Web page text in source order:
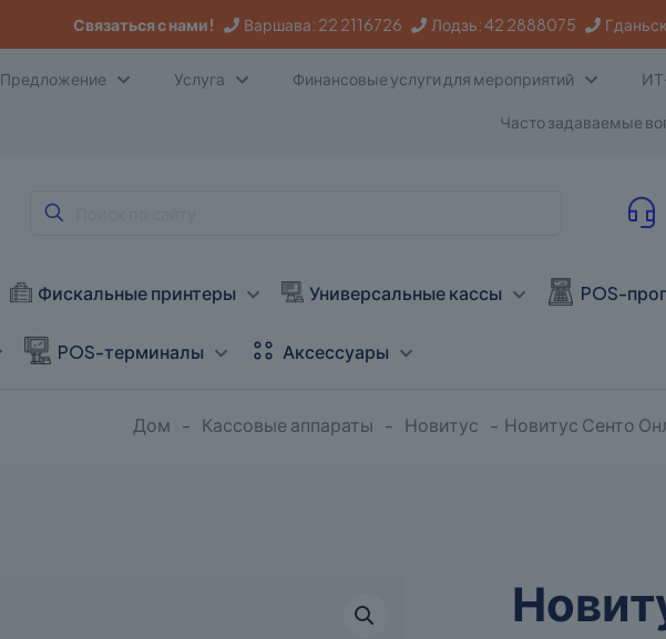
Связаться с нами! Варшава: 22 2116726 Лодзь:42 2888075
Предложение Услуга Финансовые услуги для мероприятий
Часто задаваемые
Фискальные принтеры Универсальные кассы POS-
POS-терминалы Аксессуары
Дом - Кассовые аппараты - Новитус - Новитус Сенто